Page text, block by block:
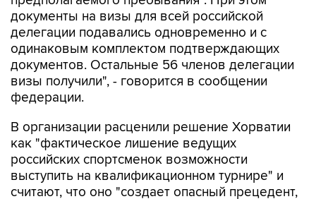
документы на визы для всей российской
делегации подавались одновременно и с
одинаковым комплектом подтверждающих
документов. Остальные 56 членов делегации
визы получили", - говорится в сообщении
федерации.
В организации расценили решение Хорватии
как "фактическое лишение ведущих
российских спортсменок возможности
выступить на квалификационном турнире" и
считают, что оно "создает опасный прецедент,